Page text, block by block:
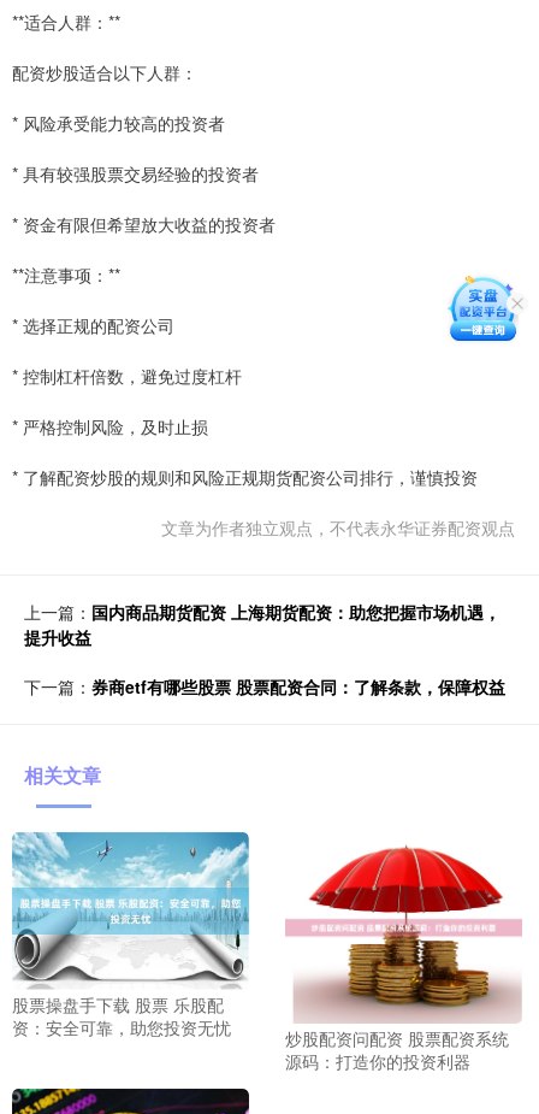
**适合人群：**
配资炒股适合以下人群：
* 风险承受能力较高的投资者
* 具有较强股票交易经验的投资者
* 资金有限但希望放大收益的投资者
**注意事项：**
* 选择正规的配资公司
* 控制杠杆倍数，避免过度杠杆
* 严格控制风险，及时止损
* 了解配资炒股的规则和风险正规期货配资公司排行，谨慎投资
文章为作者独立观点，不代表永华证券配资观点
上一篇： 国内商品期货配资 上海期货配资：助您把握市场机遇，
提升收益
下一篇： 券商etf有哪些股票 股票配资合同：了解条款，保障权益
相关文章
股票操盘手下载 股票 乐股配
资：安全可靠，助您投资无忧
炒股配资问配资 股票配资系统
源码：打造你的投资利器